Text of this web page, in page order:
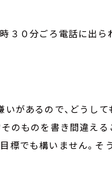
３０分ごろ電話に出
いがあるので、どうして
そのものを書き間違え
標でも構いません。そ